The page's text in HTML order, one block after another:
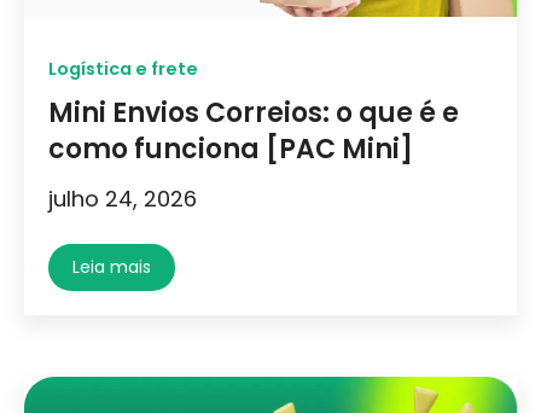
Logística e frete
Mini Envios Correios: o que é e
como funciona [PAC Mini]
julho 24, 2026
Leia mais